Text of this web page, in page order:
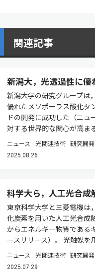
関連記事
新潟大，光透過性に優
新潟大学の研究グループは
優れたメソポーラス酸化タ
ドの開発に成功した（ニュ
対する世界的な関心が高
ニュース 光関連技術 研究開発
2025.08.26
科学大ら，人工光合
東京科学大学と三菱電機は
化炭素を用いた人工光合成
からエネルギー物質である
ースリリース）。 光触媒
ニュース 光関連技術 研究開発
2025.07.29